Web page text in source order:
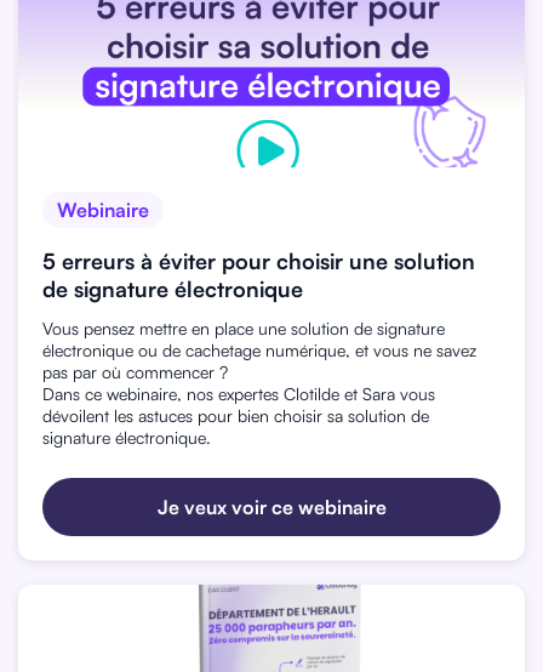
Webinaire
5 erreurs à éviter pour choisir une solution
de signature électronique
Vous pensez mettre en place une solution de signature
électronique ou de cachetage numérique, et vous ne savez
pas par où commencer ?
Dans ce webinaire, nos expertes Clotilde et Sara vous
dévoilent les astuces pour bien choisir sa solution de
signature électronique.
Je veux voir ce webinaire